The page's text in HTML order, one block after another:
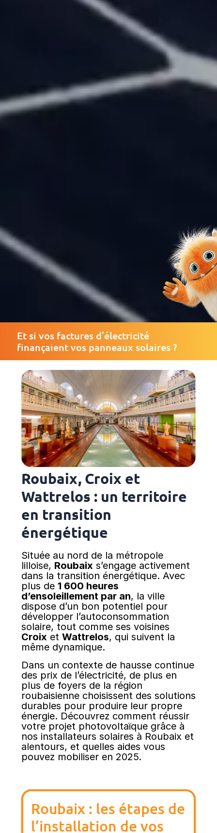
Et si vos factures d’électricité
finançaient vos panneaux solaires ?
Roubaix, Croix et
Wattrelos : un territoire
en transition
énergétique
Située au nord de la métropole
lilloise, Roubaix s’engage activement
dans la transition énergétique. Avec
plus de 1 600 heures
d’ensoleillement par an, la ville
dispose d’un bon potentiel pour
développer l’autoconsommation
solaire, tout comme ses voisines
Croix et Wattrelos, qui suivent la
même dynamique.
Dans un contexte de hausse continue
des prix de l’électricité, de plus en
plus de foyers de la région
roubaisienne choisissent des solutions
durables pour produire leur propre
énergie. Découvrez comment réussir
votre projet photovoltaïque grâce à
nos installateurs solaires à Roubaix et
alentours, et quelles aides vous
pouvez mobiliser en 2025.
Roubaix : les étapes de
l’installation de vos